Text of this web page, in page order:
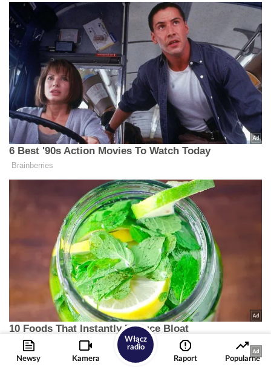
Newsy Kamera
Włącz
radio
Raport
Popularne